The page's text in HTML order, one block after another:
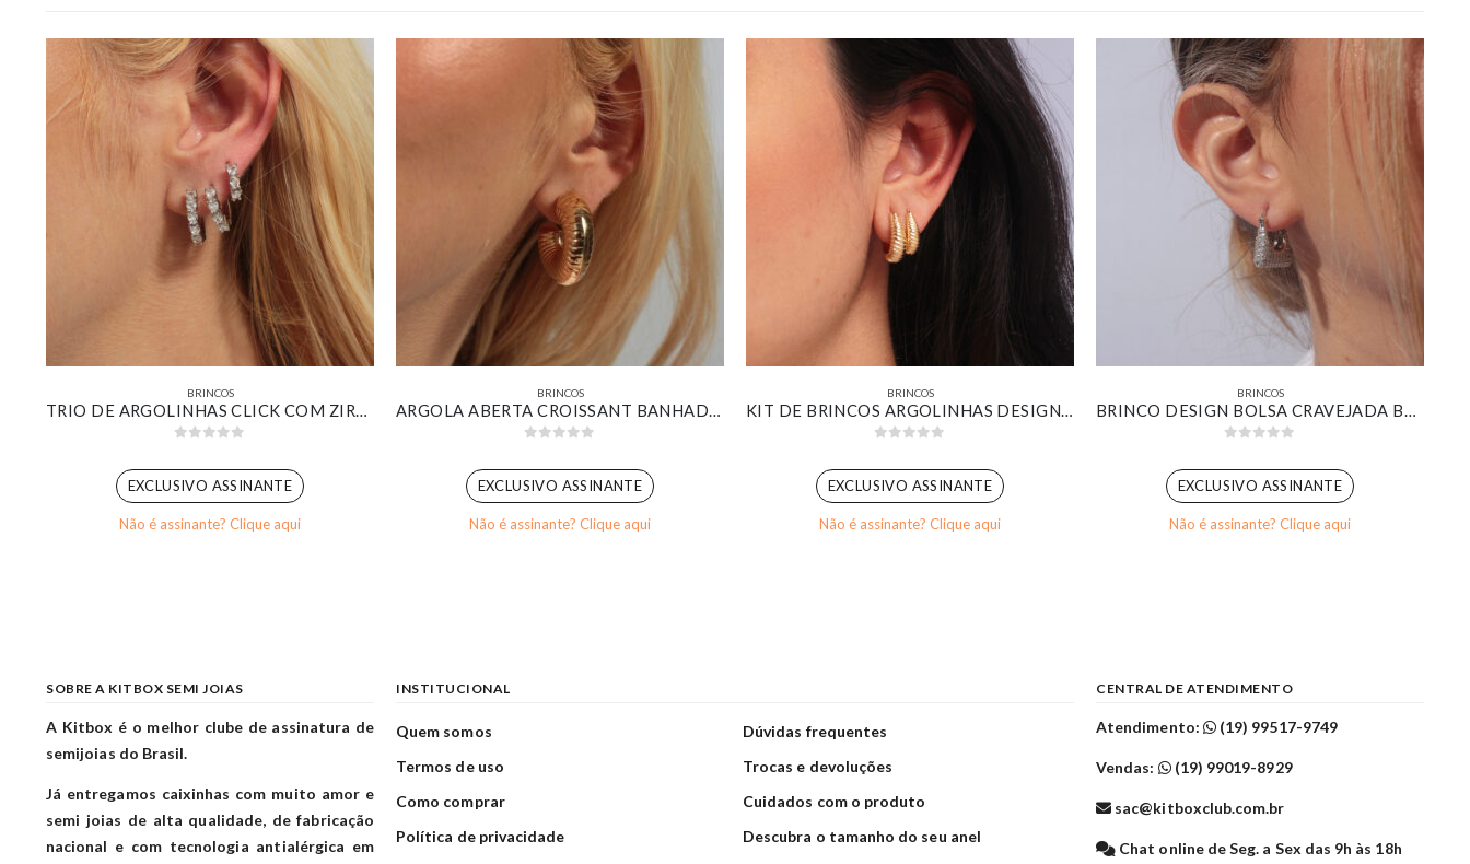
BRINCOS
TRIO DE ARGOLINHAS CLICK COM ZIRCÔNIAS CRISTAL BANHADO EM OURO BRANCO
EXCLUSIVO ASSINANTE
Não é assinante? Clique aqui
BRINCOS
ARGOLA ABERTA CROISSANT BANHADO EM OURO 18K
EXCLUSIVO ASSINANTE
Não é assinante? Clique aqui
BRINCOS
KIT DE BRINCOS ARGOLINHAS DESIGN CROISSANT BANHADO EM OURO 18K
EXCLUSIVO ASSINANTE
Não é assinante? Clique aqui
BRINCOS
BRINCO DESIGN BOLSA CRAVEJADA BANHADO EM OURO BRANCO
EXCLUSIVO ASSINANTE
Não é assinante? Clique aqui
SOBRE A KITBOX SEMI JOIAS
A Kitbox é o melhor clube de assinatura de
semijoias do Brasil.
Já entregamos caixinhas com muito amor e
semi joias de alta qualidade, de fabricação
nacional e com tecnologia antialérgica em
INSTITUCIONAL
Quem somos
Termos de uso
Como comprar
Política de privacidade
Dúvidas frequentes
Trocas e devoluções
Cuidados com o produto
Descubra o tamanho do seu anel
CENTRAL DE ATENDIMENTO
Atendimento: (19) 99517-9749
Vendas: (19) 99019-8929
sac@kitboxclub.com.br
Chat online de Seg. a Sex das 9h às 18h